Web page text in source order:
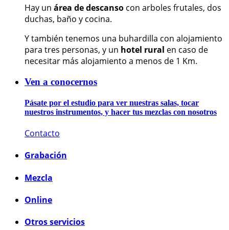
Hay un área de descanso con arboles frutales, dos
duchas, baño y cocina.
Y también tenemos una buhardilla con alojamiento
para tres personas, y un hotel rural en caso de
necesitar más alojamiento a menos de 1 Km.
Ven a conocernos
Pásate por el estudio para ver nuestras salas, tocar
nuestros instrumentos, y hacer tus mezclas con nosotros
Contacto
Grabación
Mezcla
Online
Otros servicios